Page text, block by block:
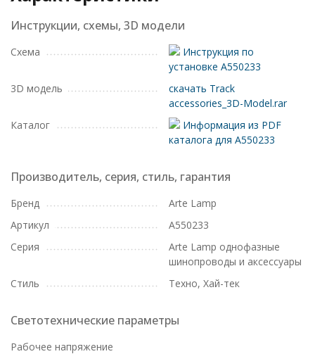
Инструкции, схемы, 3D модели
Схема
Инструкция по
установке A550233
3D модель
скачать Track
accessories_3D-Model.rar
Каталог
Информация из PDF
каталога для A550233
Производитель, серия, стиль, гарантия
Бренд
Arte Lamp
Артикул
A550233
Серия
Arte Lamp однофазные
шинопроводы и аксессуары
Стиль
Техно, Хай-тек
Светотехнические параметры
Рабочее напряжение